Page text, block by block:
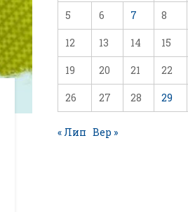
5 6 7 8
12 13 14 15
19 20 21 22
26 27 28 29
« Лип Вер »